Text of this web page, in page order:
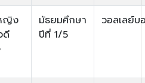
ญิง
ดี
มัธยมศึกษา
ปีที่ 1/5
วอลเลย์บ